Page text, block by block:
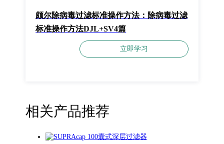
颇尔除病毒过滤标准操作方法：除病毒过滤
标准操作方法DJL+SV4篇
立即学习
相关产品推荐